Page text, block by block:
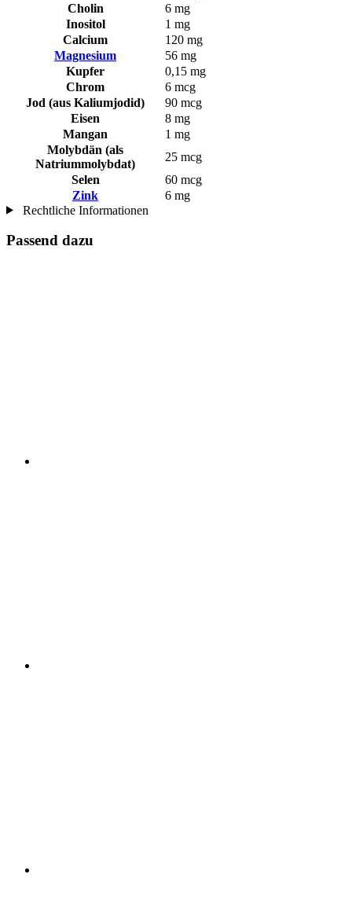
Cholin
6 mg
Inositol
1 mg
Calcium
120 mg
Magnesium
56 mg
Kupfer
0,15 mg
Chrom
6 mcg
Jod (aus Kaliumjodid)
90 mcg
Eisen
8 mg
Mangan
1 mg
Molybdän (als
Natriummolybdat)
25 mcg
Selen
60 mcg
Zink
6 mg
Rechtliche Informationen
Passend dazu